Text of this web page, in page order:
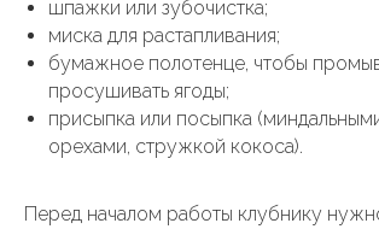
шпажки или зубочистка;
миска для растапливания;
бумажное полотенце, чтобы
просушивать ягоды;
присыпка или посыпка
орехами, стружкой кокоса).
Перед началом работы клубнику